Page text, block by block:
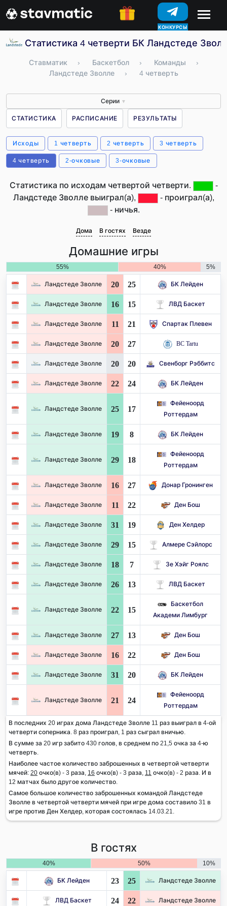
КОНКУРСЫ
Статистика 4 четверти БК Ландстеде
Ставматик › Баскетбол › Команды
›
Ландстеде Зволле
› 4 четверть
Серии ▼
СТАТИСТИКА РАСПИСАНИЕ РЕЗУЛЬТАТЫ
Исходы 1 четверть 2 четверть 3 четверть
4 четверть 2-очковые 3-очковые
Статистика по исходам четвертой четверти.
-
Ландстеде Зволле выиграл(а),
- проиграл(а),
- ничья.
Дома В гостях Везде
Домашние игры
55% 40% 5%
Ландстеде Зволле 20 25 БК Лейден
Ландстеде Зволле 16 15 ЛВД Баскет
Ландстеде Зволле 11 21 Спартак Плевен
Ландстеде Зволле 20 27 BC Tartu
Ландстеде Зволле 20 20 Свенборг Рэббитс
Ландстеде Зволле 22 24 БК Лейден
Ландстеде Зволле 25 17
Фейеноорд
Роттердам
Ландстеде Зволле 19 8 БК Лейден
Ландстеде Зволле 29 18
Фейеноорд
Роттердам
Ландстеде Зволле 16 27 Донар Гронинген
Ландстеде Зволле 11 22 Ден Бош
Ландстеде Зволле 31 19 Ден Хелдер
Ландстеде Зволле 29 15 Алмере Сэйлорс
Ландстеде Зволле 18 7 Зе Хэйг Роялс
Ландстеде Зволле 26 13 ЛВД Баскет
Ландстеде Зволле 22 15
Баскетбол
Академи Лимбург
Ландстеде Зволле 27 13 Ден Бош
Ландстеде Зволле 16 22 Ден Бош
Ландстеде Зволле 31 20 БК Лейден
Ландстеде Зволле 21 24
Фейеноорд
Роттердам
В последних 20 играх дома Ландстеде Зволле 11 раз выиграл в 4-ой
четверти соперника. 8 раз проиграл, 1 раз сыграл вничью.
В сумме за 20 игр забито 430 голов, в среднем по 21,5 очка за 4-ю
четверть.
Наиболее частое количество заброшенных в четвертой четверти
мячей: 20 очко(в) - 3 раза, 16 очко(в) - 3 раза, 11 очко(в) - 2 раза. И в
12 матчах было другое количество.
Самое большое количество заброшенных командой Ландстеде
Зволле в четвертой четверти мячей при игре дома составило 31 в
игре против Ден Хелдер, которая состоялась 14.03.21.
В гостях
40% 50% 10%
БК Лейден 23 25 Ландстеде Зволле
ЛВД Баскет 24 22 Ландстеде Зволле